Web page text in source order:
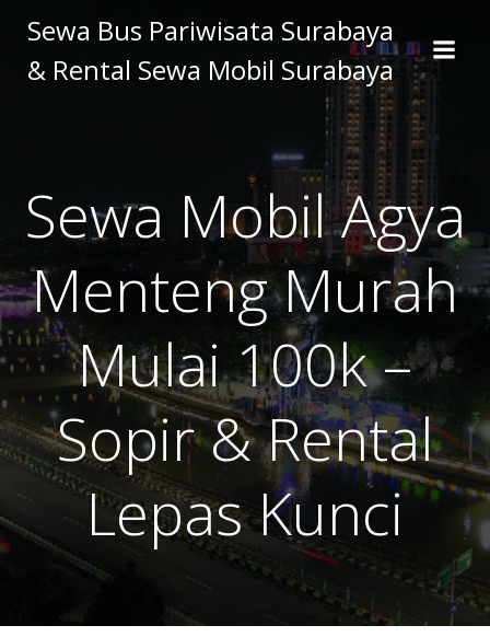
to
content
Sewa Bus Pariwisata Surabaya
& Rental Sewa Mobil Surabaya
Sewa Mobil Agya
Menteng Murah
Mulai 100k –
Sopir & Rental
Lepas Kunci